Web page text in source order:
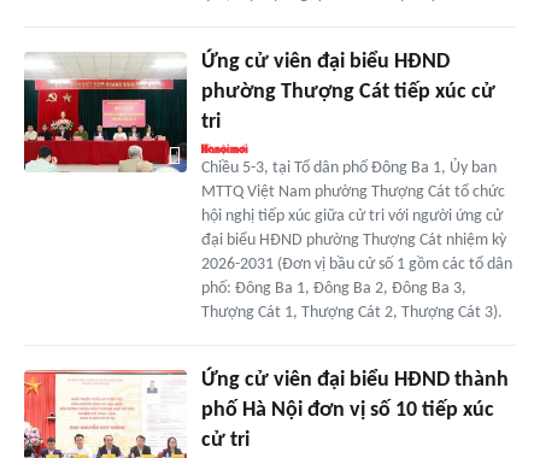
Ứng cử viên đại biểu HĐND
phường Thượng Cát tiếp xúc cử
tri
Chiều 5-3, tại Tổ dân phố Đông Ba 1, Ủy ban
MTTQ Việt Nam phường Thượng Cát tổ chức
hội nghị tiếp xúc giữa cử tri với người ứng cử
đại biểu HĐND phường Thượng Cát nhiệm kỳ
2026-2031 (Đơn vị bầu cử số 1 gồm các tổ dân
phố: Đông Ba 1, Đông Ba 2, Đông Ba 3,
Thượng Cát 1, Thượng Cát 2, Thượng Cát 3).
Ứng cử viên đại biểu HĐND thành
phố Hà Nội đơn vị số 10 tiếp xúc
cử tri